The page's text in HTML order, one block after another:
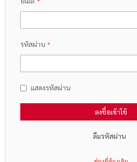
รหัสผ่าน
แสดงรหัสผ่าน
ลงชื่อเข้าใช้
ลืมรหัสผ่าน